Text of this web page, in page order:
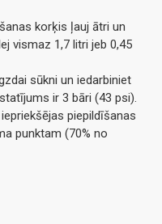
korķis ļauj ātri un
vismaz 1,7 litri jeb 0,45
sūkni un iedarbiniet
ir 3 bāri (43 psi).
piepildīšanas
punktam (70% no